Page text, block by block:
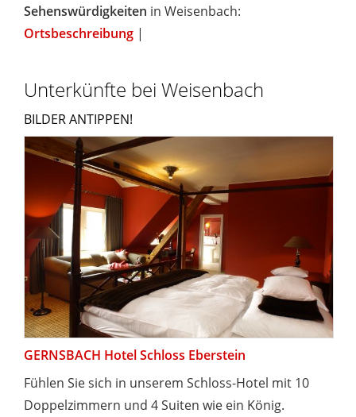
Sehenswürdigkeiten in Weisenbach:
Ortsbeschreibung |
Unterkünfte bei Weisenbach
BILDER ANTIPPEN!
GERNSBACH Hotel Schloss Eberstein
Fühlen Sie sich in unserem Schloss-Hotel mit 10
Doppelzimmern und 4 Suiten wie ein König.